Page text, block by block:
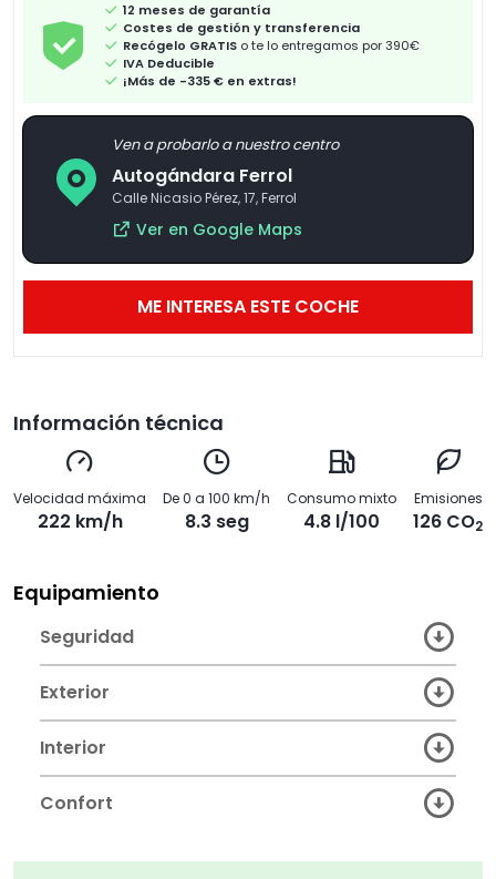
12 meses de garantía
Costes de gestión y transferencia
Recógelo GRATIS o te lo entregamos por 390€
IVA Deducible
¡Más de -335 € en extras!
Ven a probarlo a nuestro centro
Autogándara Ferrol
Calle Nicasio Pérez, 17, Ferrol
Ver en Google Maps
ME INTERESA ESTE COCHE
Información técnica
Velocidad máxima
222 km/h
De 0 a 100 km/h
8.3 seg
Consumo mixto
4.8 l/100
Emisiones
126 CO2
Equipamiento
Seguridad
Exterior
Interior
Confort